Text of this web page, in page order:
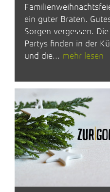
ein guter Braten.
Sorgen vergessen.
Partys finden in der
und die... mehr lesen